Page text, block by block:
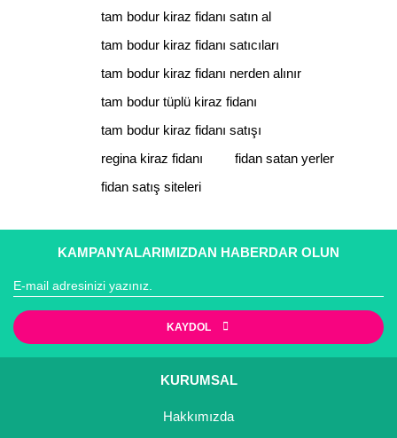
tam bodur kiraz fidanı satın al
tam bodur kiraz fidanı satıcıları
tam bodur kiraz fidanı nerden alınır
tam bodur tüplü kiraz fidanı
tam bodur kiraz fidanı satışı
regina kiraz fidanı
fidan satan yerler
fidan satış siteleri
KAMPANYALARIMIZDAN HABERDAR OLUN
KAYDOL
KURUMSAL
Hakkımızda